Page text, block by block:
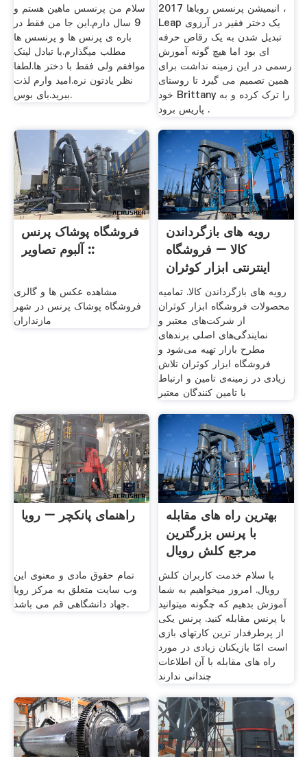
سلام من پرنسس ماهین هستم و
9 سال دارم.این جا من فقط در
باره ی پرنس ها و پرنسس ها
مطلب میگذارم.با تبادل لینک
موافقم ولی فقط با دختر ها.لطفا
نظر یادتون نره.امید وارم لذت
ببرید.بای بوس.
انیمیشن پرنسس رویاها 2017 ،
Leap یک دختر فقیر در آرزوی
تبدیل شدن به یک رقاص حرفه
ای بود اما هیچ گونه آموزش
رسمی در این زمینه نداشت برای
همین تصمیم می گیرد تا روستای
خود Brittany را ترک کرده و به
پاریس برود .
فروشگاه پوشاک پرنس
:: آلبوم تصاویر
مشاهده عکس ها و گالری
فروشگاه پوشاک پرنس در شهر
مازنداران
رویه های بازگرداندن
کالا – فروشگاه
اینترنتی ابزار کوثران
رویه های بازگرداندن کالا. تمامیه
محصولات فروشگاه ابزار کوثران
از شرکت‌های معتبر و
نمایندگی‌های اصلی برندهای
مطرح بازار تهیه می‌شود و
فروشگاه ابزار کوثران تلاش
زیادی در زمینه‌ی تامین و ارتباط
با تامین کنندگان معتبر
راهنمای پانکچر – رویا
تمام حقوق مادی و معنوی این
وب سایت متعلق به مرکز رویا
جهاد دانشگاهی قم می باشد.
بهترین راه های مقابله
با پرنس بزرگترین
مرجع کلش رویال
با سلام خدمت کاربران کلش
رویال. امروز میخواهیم به شما
آموزش بدهیم که چگونه میتوانید
با پرنس مقابله کنید. پرنس یکی
از پرطرفدار ترین کارتهای بازی
است امّا بازیکنان زیادی در مورد
راه های مقابله با آن اطلاعات
چندانی ندارند